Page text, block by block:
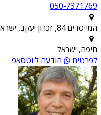
050-7371769
המייסדים 84, זכרון יעקב, ישראל
חיפה, ישראל
לפרטים
הודעה לווטסאפ